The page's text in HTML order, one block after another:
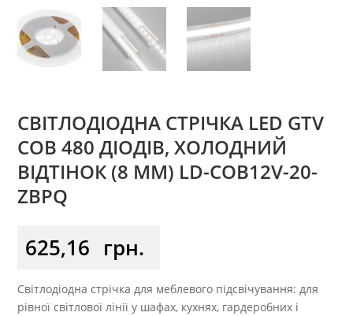
СВІТЛОДІОДНА СТРІЧКА LED GTV
COB 480 ДІОДІВ, ХОЛОДНИЙ
ВІДТІНОК (8 ММ) LD-COB12V-20-
ZBPQ
625,16 грн.
Світлодіодна стрічка для меблевого підсвічування: для
рівної світлової лінії у шафах, кухнях, гардеробних і